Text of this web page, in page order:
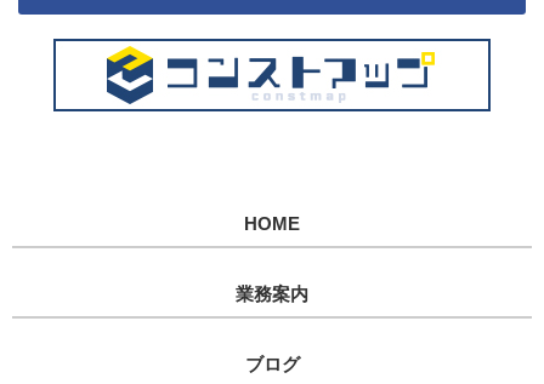
HOME
業務案内
ブログ